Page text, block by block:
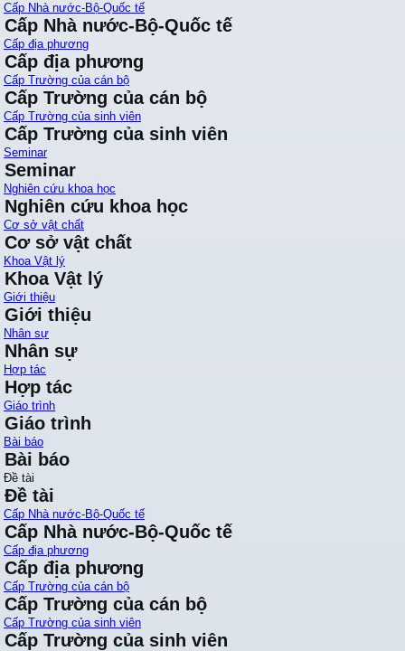
Cấp Nhà nước-Bộ-Quốc tế
Cấp Nhà nước-Bộ-Quốc tế
Cấp địa phương
Cấp địa phương
Cấp Trường của cán bộ
Cấp Trường của cán bộ
Cấp Trường của sinh viên
Cấp Trường của sinh viên
Seminar
Seminar
Nghiên cứu khoa học
Nghiên cứu khoa học
Cơ sở vật chất
Cơ sở vật chất
Khoa Vật lý
Khoa Vật lý
Giới thiệu
Giới thiệu
Nhân sự
Nhân sự
Hợp tác
Hợp tác
Giáo trình
Giáo trình
Bài báo
Bài báo
Đề tài
Đề tài
Cấp Nhà nước-Bộ-Quốc tế
Cấp Nhà nước-Bộ-Quốc tế
Cấp địa phương
Cấp địa phương
Cấp Trường của cán bộ
Cấp Trường của cán bộ
Cấp Trường của sinh viên
Cấp Trường của sinh viên